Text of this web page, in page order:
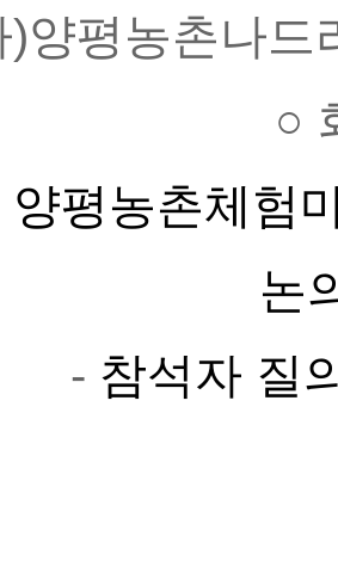
)양평농촌나드
○
양평농촌체험
논
- 참석자 질